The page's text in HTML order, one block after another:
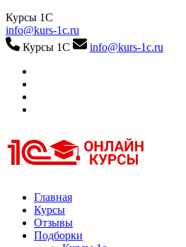
Курсы 1С
info@kurs-1c.ru
Курсы 1С
info@kurs-1c.ru
Курсы 1С
Курсы 1С официальная сертификация
Главная
Курсы
Отзывы
Подборки